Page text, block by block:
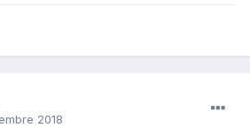
2018